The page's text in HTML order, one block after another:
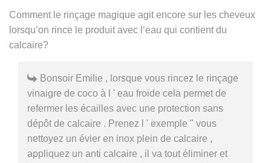
Comment le rinçage magique agit encore sur les cheveux
lorsqu’on rince le produit avec l’eau qui contient du
calcaire?
Bonsoir Emilie , lorsque vous rincez le rinçage
vinaigre de coco à l ' eau froide cela permet de
refermer les écailles avec une protection sans
dépôt de calcaire . Prenez l ' exemple " vous
nettoyez un évier en inox plein de calcaire ,
appliquez un anti calcaire , il va tout éliminer et